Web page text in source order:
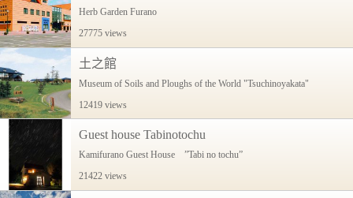
Herb Garden Furano
27775 views
土之館
Museum of Soils and Ploughs of the World "Tsuchinoyakata"
12419 views
Guest house Tabinotochu
Kamifurano Guest House ”Tabi no tochu”
21422 views